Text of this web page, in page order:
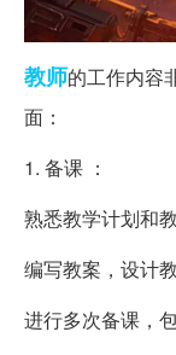
教师的工作内容
面：
1. 备课 ：
熟悉教学计划和教
编写教案，设计教
进行多次备课，